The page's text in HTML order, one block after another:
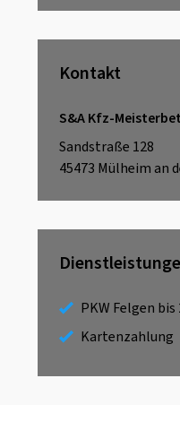
Kontakt
S&A Kfz-
Sandstraße 128
45473 Mülheim an
PKW Felgen bis
Kartenzahlung